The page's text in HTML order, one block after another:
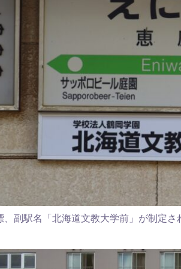
、副駅名「北海道文教大学前」が制定さ